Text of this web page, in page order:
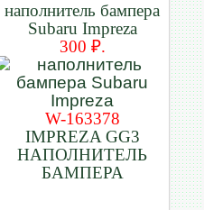
наполнитель бампера
Subaru Impreza
300 ₽.
W-163378
IMPREZA GG3
НАПОЛНИТЕЛЬ
БАМПЕРА